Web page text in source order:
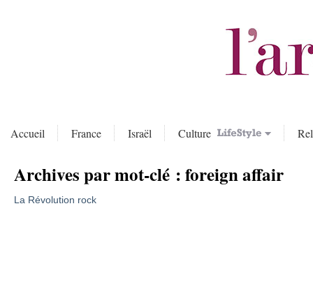
Accueil France Israël Culture
Archives par mot-clé :foreign affair
La Révolution rock